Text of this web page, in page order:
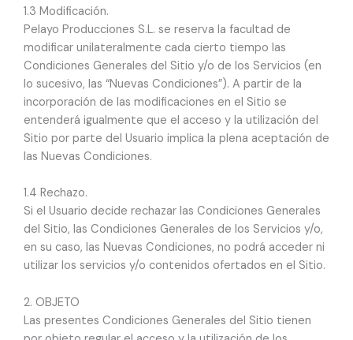
1.3 Modificación.
Pelayo Producciones S.L. se reserva la facultad de
modificar unilateralmente cada cierto tiempo las
Condiciones Generales del Sitio y/o de los Servicios (en
lo sucesivo, las “Nuevas Condiciones”). A partir de la
incorporación de las modificaciones en el Sitio se
entenderá igualmente que el acceso y la utilización del
Sitio por parte del Usuario implica la plena aceptación de
las Nuevas Condiciones.
1.4 Rechazo.
Si el Usuario decide rechazar las Condiciones Generales
del Sitio, las Condiciones Generales de los Servicios y/o,
en su caso, las Nuevas Condiciones, no podrá acceder ni
utilizar los servicios y/o contenidos ofertados en el Sitio.
2. OBJETO
Las presentes Condiciones Generales del Sitio tienen